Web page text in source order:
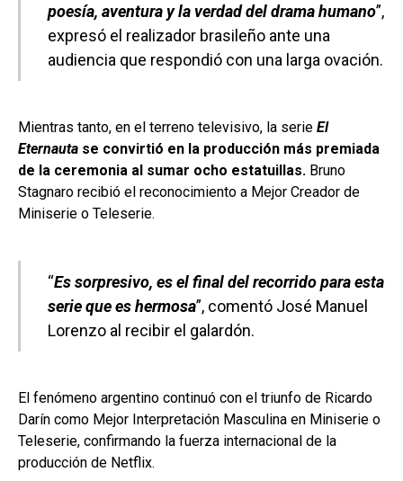
poesía, aventura y la verdad del drama humano”,
expresó el realizador brasileño ante una
audiencia que respondió con una larga ovación.
Mientras tanto, en el terreno televisivo, la serie El
Eternauta se convirtió en la producción más premiada
de la ceremonia al sumar ocho estatuillas. Bruno
Stagnaro recibió el reconocimiento a Mejor Creador de
Miniserie o Teleserie.
“Es sorpresivo, es el final del recorrido para esta
serie que es hermosa”, comentó José Manuel
Lorenzo al recibir el galardón.
El fenómeno argentino continuó con el triunfo de Ricardo
Darín como Mejor Interpretación Masculina en Miniserie o
Teleserie, confirmando la fuerza internacional de la
producción de Netflix.